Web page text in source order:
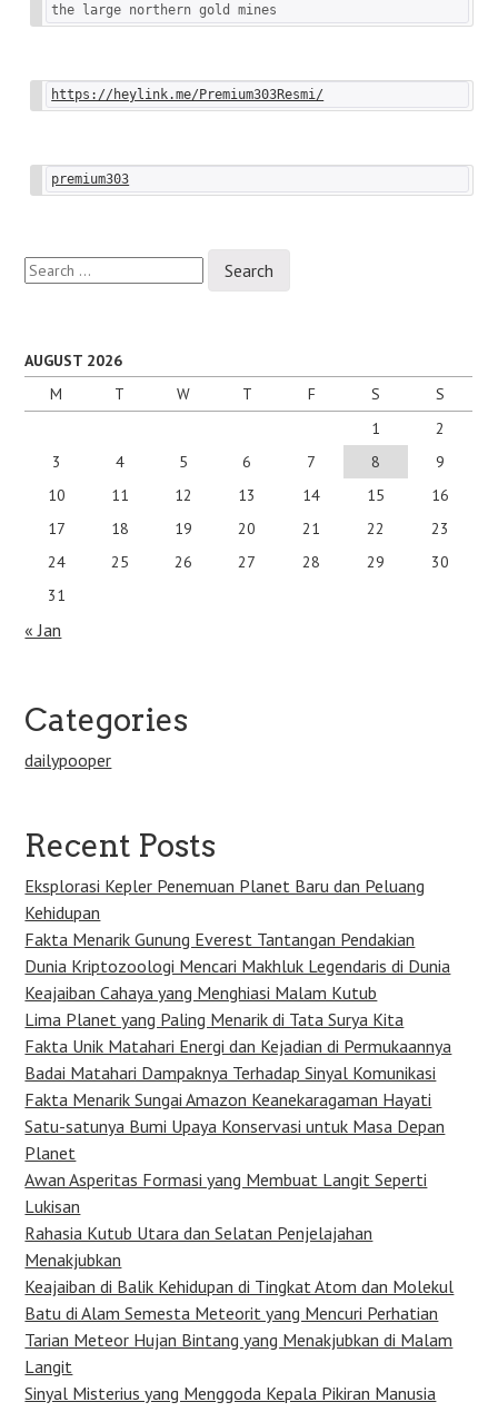
the large northern gold mines
https://heylink.me/Premium303Resmi/
premium303
Search
for:
AUGUST 2026
M
T W T F S
S
1
2
3
4 5 6 7 8
9
10
11 12 13 14 15
16
17
18 19 20 21 22
23
24
25 26 27 28 29
30
31
« Jan
Categories
dailypooper
Recent Posts
Eksplorasi Kepler Penemuan Planet Baru dan Peluang
Kehidupan
Fakta Menarik Gunung Everest Tantangan Pendakian
Dunia Kriptozoologi Mencari Makhluk Legendaris di Dunia
Keajaiban Cahaya yang Menghiasi Malam Kutub
Lima Planet yang Paling Menarik di Tata Surya Kita
Fakta Unik Matahari Energi dan Kejadian di Permukaannya
Badai Matahari Dampaknya Terhadap Sinyal Komunikasi
Fakta Menarik Sungai Amazon Keanekaragaman Hayati
Satu-satunya Bumi Upaya Konservasi untuk Masa Depan
Planet
Awan Asperitas Formasi yang Membuat Langit Seperti
Lukisan
Rahasia Kutub Utara dan Selatan Penjelajahan
Menakjubkan
Keajaiban di Balik Kehidupan di Tingkat Atom dan Molekul
Batu di Alam Semesta Meteorit yang Mencuri Perhatian
Tarian Meteor Hujan Bintang yang Menakjubkan di Malam
Langit
Sinyal Misterius yang Menggoda Kepala Pikiran Manusia